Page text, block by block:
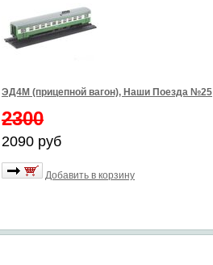
ЭД4М (прицепной вагон), Наши Поезда №25
2300
2090 руб
Добавить в корзину